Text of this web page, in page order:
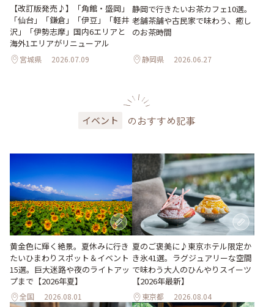
【改訂版発売♪】「角館・盛岡」
「仙台」「鎌倉」「伊豆」「軽井
沢」「伊勢志摩」国内6エリアと
海外1エリアがリニューアル
宮城県 2026.07.09
静岡で行きたいお茶カフェ10選。
老舗茶舗や古民家で味わう、癒し
のお茶時間
静岡県 2026.06.27
イベント のおすすめ記事
黄金色に輝く絶景。夏休みに行き
たいひまわりスポット＆イベント
15選。巨大迷路や夜のライトアッ
プまで【2026年夏】
全国 2026.08.01
夏のご褒美に♪東京ホテル限定か
き氷41選。ラグジュアリーな空間
で味わう大人のひんやりスイーツ
【2026年最新】
東京都 2026.08.04